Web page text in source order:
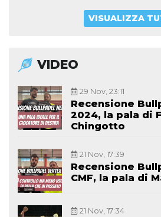
VISUALIZZA
VIDEO
29 Nov, 23:11
Recensione
2024, la pala di
Chingotto
21 Nov, 17:39
Recensione
CMF, la pala di
21 Nov, 17:34